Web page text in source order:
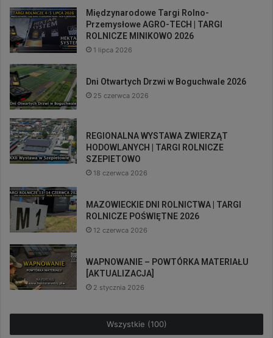
Międzynarodowe Targi Rolno-
Przemysłowe AGRO-TECH | TARGI
ROLNICZE MINIKOWO 2026
1 lipca 2026
Dni Otwartych Drzwi w Boguchwale 2026
25 czerwca 2026
REGIONALNA WYSTAWA ZWIERZĄT
HODOWLANYCH | TARGI ROLNICZE
SZEPIETOWO
18 czerwca 2026
MAZOWIECKIE DNI ROLNICTWA | TARGI
ROLNICZE POŚWIĘTNE 2026
12 czerwca 2026
WAPNOWANIE – POWTÓRKA MATERIAŁU
[AKTUALIZACJA]
2 stycznia 2026
Wszystkie (100)